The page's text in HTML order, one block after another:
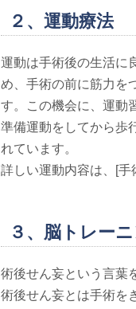
２、運動療法
運動は手術後の生活に
め、手術の前に筋力を
す。この機会に、運動
準備運動をしてから歩
れています。
詳しい運動内容は、[手
３、脳トレー
術後せん妄という言葉
術後せん妄とは手術を